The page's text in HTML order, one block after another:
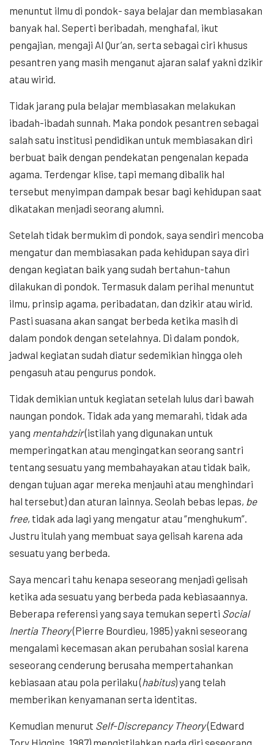
menuntut ilmu di pondok- saya belajar dan membiasakan
banyak hal. Seperti beribadah, menghafal, ikut
pengajian, mengaji Al Qur’an, serta sebagai ciri khusus
pesantren yang masih menganut ajaran salaf yakni dzikir
atau wirid.
Tidak jarang pula belajar membiasakan melakukan
ibadah-ibadah sunnah. Maka pondok pesantren sebagai
salah satu institusi pendidikan untuk membiasakan diri
berbuat baik dengan pendekatan pengenalan kepada
agama. Terdengar klise, tapi memang dibalik hal
tersebut menyimpan dampak besar bagi kehidupan saat
dikatakan menjadi seorang alumni.
Setelah tidak bermukim di pondok, saya sendiri mencoba
mengatur dan membiasakan pada kehidupan saya diri
dengan kegiatan baik yang sudah bertahun-tahun
dilakukan di pondok. Termasuk dalam perihal menuntut
ilmu, prinsip agama, peribadatan, dan dzikir atau wirid.
Pasti suasana akan sangat berbeda ketika masih di
dalam pondok dengan setelahnya. Di dalam pondok,
jadwal kegiatan sudah diatur sedemikian hingga oleh
pengasuh atau pengurus pondok.
Tidak demikian untuk kegiatan setelah lulus dari bawah
naungan pondok. Tidak ada yang memarahi, tidak ada
yang mentahdzir(istilah yang digunakan untuk
memperingatkan atau mengingatkan seorang santri
tentang sesuatu yang membahayakan atau tidak baik,
dengan tujuan agar mereka menjauhi atau menghindari
hal tersebut) dan aturan lainnya. Seolah bebas lepas, be
free, tidak ada lagi yang mengatur atau “menghukum”.
Justru itulah yang membuat saya gelisah karena ada
sesuatu yang berbeda.
Saya mencari tahu kenapa seseorang menjadi gelisah
ketika ada sesuatu yang berbeda pada kebiasaannya.
Beberapa referensi yang saya temukan seperti Social
Inertia Theory(Pierre Bourdieu, 1985) yakni seseorang
mengalami kecemasan akan perubahan sosial karena
seseorang cenderung berusaha mempertahankan
kebiasaan atau pola perilaku (habitus) yang telah
memberikan kenyamanan serta identitas.
Kemudian menurut Self-Discrepancy Theory(Edward
Tory Higgins, 1987) mengistilahkan pada diri seseorang